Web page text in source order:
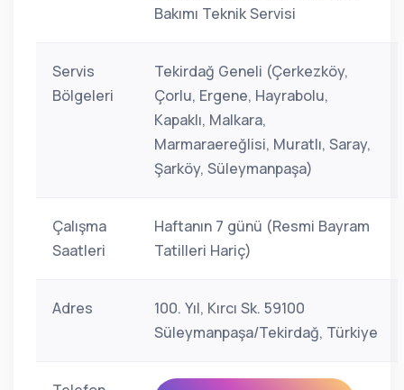
Bakımı Teknik Servisi
Servis
Bölgeleri
Tekirdağ Geneli (Çerkezköy,
Çorlu, Ergene, Hayrabolu,
Kapaklı, Malkara,
Marmaraereğlisi, Muratlı, Saray,
Şarköy, Süleymanpaşa)
Çalışma
Saatleri
Haftanın 7 günü (Resmi Bayram
Tatilleri Hariç)
Adres
100. Yıl, Kırcı Sk. 59100
Süleymanpaşa/Tekirdağ, Türkiye